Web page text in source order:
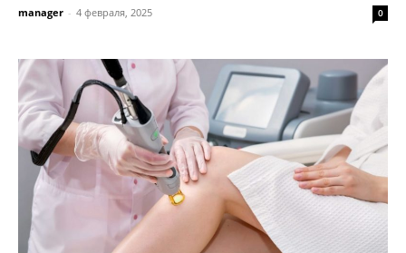
manager - 4 февраля, 2025 0